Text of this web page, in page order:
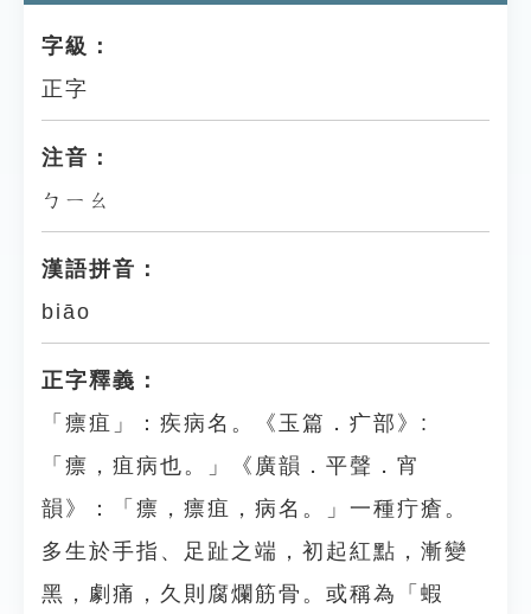
字級：
正字
注音：
ㄅㄧㄠ
漢語拼音：
biāo
正字釋義：
「瘭疽」：疾病名。《玉篇．疒部》:
「瘭，疽病也。」《廣韻．平聲．宵
韻》：「瘭，瘭疽，病名。」一種疔瘡。
多生於手指、足趾之端，初起紅點，漸變
黑，劇痛，久則腐爛筋骨。或稱為「蝦